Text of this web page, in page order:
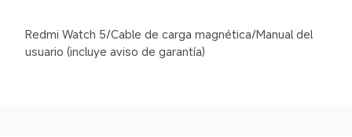
Redmi Watch 5/Cable de carga magnética/Manual del
usuario (incluye aviso de garantía)